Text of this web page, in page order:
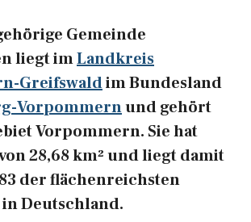
Gemeinde
liegt imLandkreis
Greifswaldim Bundesland
Vorpommernund gehört
Vorpommern. Sie hat
28,68 km² und liegt damit
der flächenreichsten
Deutschland.